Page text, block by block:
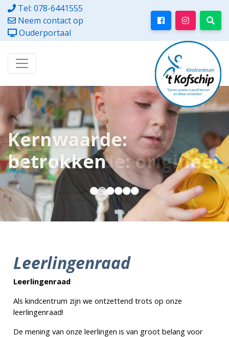
Tel: 078-6441555
Neem contact op
Ouderportaal
Kernwaarde:
betrokken
Kernwaarde: origineel
Leerlingenraad
Leerlingenraad
Als kindcentrum zijn we ontzettend trots op onze
leerlingenraad!
De mening van onze leerlingen is van groot belang voor